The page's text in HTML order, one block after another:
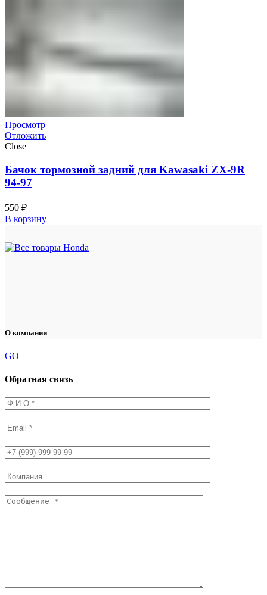
Просмотр
Отложить
Close
Бачок тормозной задний для Kawasaki ZX-9R
94-97
550 ₽
В корзину
О компании
GO
Обратная связь